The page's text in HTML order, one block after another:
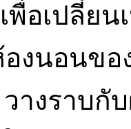
พื่อเปลี่
องนอนข
างราบกั